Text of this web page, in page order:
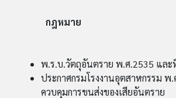
กฎหมาย
พ.ร.บ.วัตถุอันตราย พ.ศ.2535 และ
ประกาศกรมโรงงานอุตสาหกรรม พ.
ควบคุมการขนส่งของเสียอันตราย